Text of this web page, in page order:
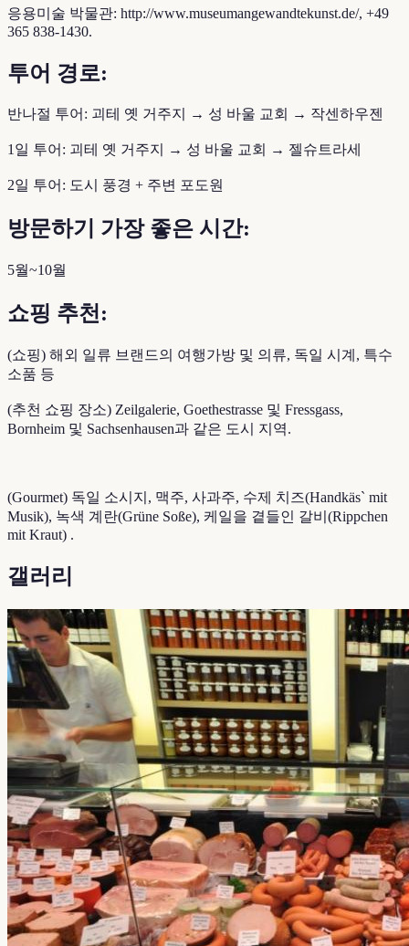
응용미술 박물관: http://www.museumangewandtekunst.de/, +49
365 838-1430.
투어 경로:
반나절 투어: 괴테 옛 거주지 → 성 바울 교회 → 작센하우젠
1일 투어: 괴테 옛 거주지 → 성 바울 교회 → 젤슈트라세
2일 투어: 도시 풍경 + 주변 포도원
방문하기 가장 좋은 시간:
5월~10월
쇼핑 추천:
(쇼핑) 해외 일류 브랜드의 여행가방 및 의류, 독일 시계, 특수
소품 등
(추천 쇼핑 장소) Zeilgalerie, Goethestrasse 및 Fressgass,
Bornheim 및 Sachsenhausen과 같은 도시 지역.
(Gourmet) 독일 소시지, 맥주, 사과주, 수제 치즈(Handkäs` mit
Musik), 녹색 계란(Grüne Soße), 케일을 곁들인 갈비(Rippchen
mit Kraut) .
갤러리